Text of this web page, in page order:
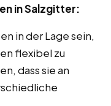
in Salzgitter:
in der Lage sein,
flexibel zu
dass sie an